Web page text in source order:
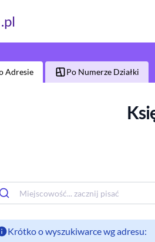
Adresie Po Numerze Działki
Krótko o wyszukiwarce wg adresu: